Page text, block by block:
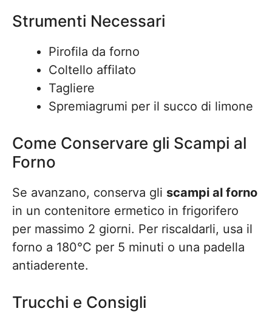
Strumenti Necessari
Pirofila da forno
Coltello affilato
Tagliere
Spremiagrumi per il succo di limone
Come Conservare gli Scampi al
Forno
Se avanzano, conserva gli scampi al forno
in un contenitore ermetico in frigorifero
per massimo 2 giorni. Per riscaldarli, usa il
forno a 180°C per 5 minuti o una padella
antiaderente.
Trucchi e Consigli